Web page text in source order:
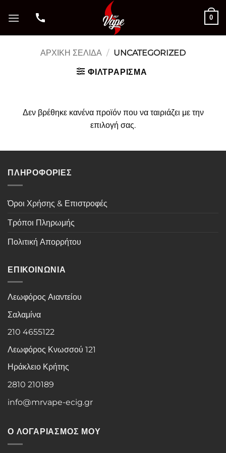
στο
0
ΑΡΧΙΚΉ ΣΕΛΊΔΑ / UNCATEGORIZED
ΦΙΛΤΡΆΡΙΣΜΑ
Δεν βρέθηκε κανένα προϊόν που να ταιριάζει με την
επιλογή σας.
ΠΛΗΡΟΦΟΡΙΕΣ
Όροι Χρήσης & Επιστροφές
Τρόποι Πληρωμής
Πολιτική Απορρήτου
ΕΠΙΚΟΙΝΩΝΙΑ
Λεωφόρος Αιαντείου
Σαλαμίνα
210 4655122
Λεωφόρος Κνωσσού 121
Ηράκλειο Κρήτης
2810 210189
info@mrvape-ecig.gr
Ο ΛΟΓΑΡΙΑΣΜΟΣ ΜΟΥ